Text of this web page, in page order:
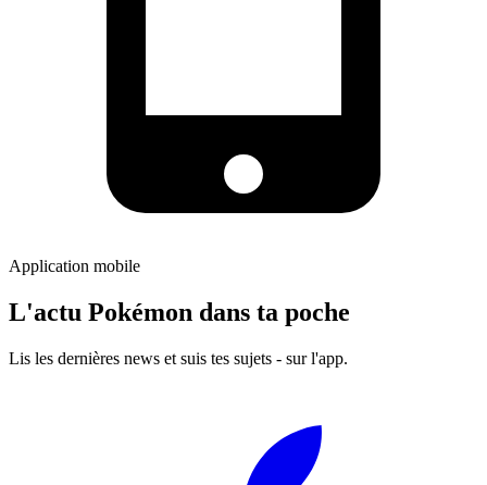
Application mobile
L'actu Pokémon dans ta poche
Lis les dernières news et suis tes sujets - sur l'app.